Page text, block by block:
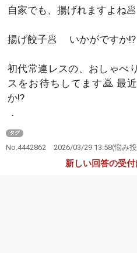
自家でも、揚げれますよね🥟
揚げ餃子🥟 いかがですか⁉️
初代常連レスの、おしゃべ
スをお待ちしてます🙇 最
か⁉️
．
タグ
No.4442862 2026/03/29 13:58(悩み
新しい回答の受